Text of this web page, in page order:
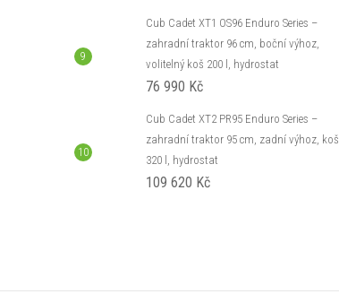
Cub Cadet XT1 OS96 Enduro Series –
zahradní traktor 96 cm, boční výhoz,
volitelný koš 200 l, hydrostat
76 990 Kč
Cub Cadet XT2 PR95 Enduro Series –
zahradní traktor 95 cm, zadní výhoz, koš
320 l, hydrostat
109 620 Kč